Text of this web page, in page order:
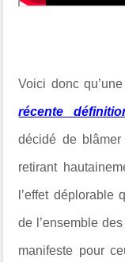
Voici donc
récente
décidé de blâmer
retirant
l’effet déplorable
de l’ensemble
manifeste pour